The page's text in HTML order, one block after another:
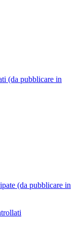
(da pubblicare in
(da pubblicare in